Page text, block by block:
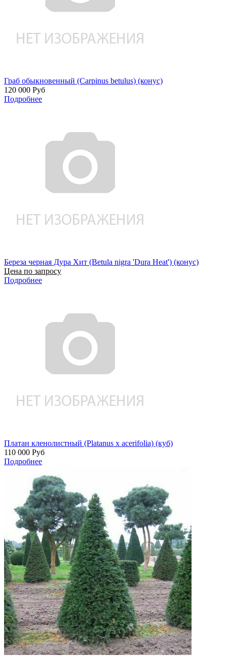
Граб обыкновенный (Carpinus betulus) (конус)
120 000 Руб
Подробнее
Береза черная Дура Хит (Betula nigra 'Dura Heat') (конус)
Цена по запросу
Подробнее
Платан кленолистный (Platanus x acerifolia) (куб)
110 000 Руб
Подробнее